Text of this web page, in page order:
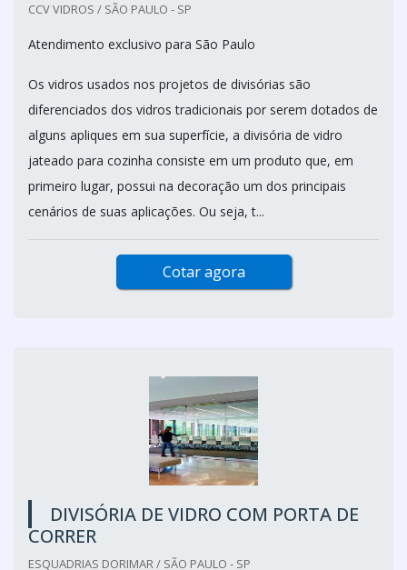
CCV VIDROS / SÃO PAULO - SP
Atendimento exclusivo para São Paulo
Os vidros usados nos projetos de divisórias são
diferenciados dos vidros tradicionais por serem dotados de
alguns apliques em sua superfície, a divisória de vidro
jateado para cozinha consiste em um produto que, em
primeiro lugar, possui na decoração um dos principais
cenários de suas aplicações. Ou seja, t...
Cotar agora
DIVISÓRIA DE VIDRO COM PORTA DE
CORRER
ESQUADRIAS DORIMAR / SÃO PAULO - SP